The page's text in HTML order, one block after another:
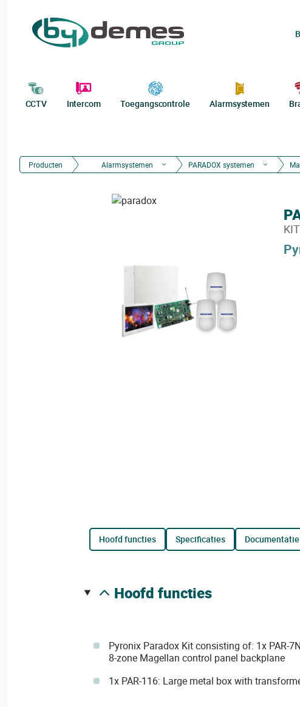
CCTV Intercom Toegangscontrole Alarmsystemen
Producten Alarmsystemen PARADOX systemen
hoofd functies specificaties documentatie
hoofd functies
Pyronix Paradox Kit consisting of: 1x PAR-
8-zone Magellan control panel backplane
1x PAR-116: Large metal box with